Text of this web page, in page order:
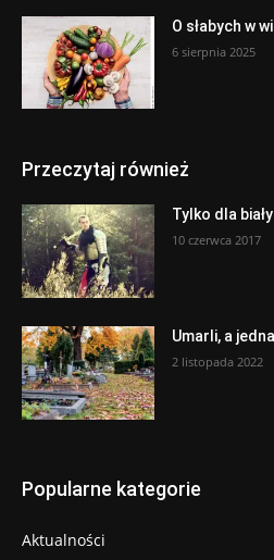
O słabych w
6 sierpnia 2025
Przeczytaj również
Tylko dla
10 czerwca 2017
Umarli, a
2 listopada 2022
Popularne kategorie
Aktualności